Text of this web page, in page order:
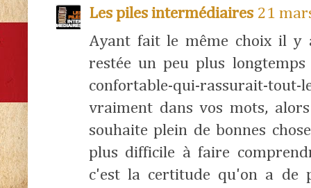
Les piles intermédiaires 21
Ayant fait le même choix il y
restée un peu plus
confortable-qui-rassurait-
vraiment dans vos mots,
souhaite plein de bonnes
plus difficile à faire
c'est la certitude qu'on a de